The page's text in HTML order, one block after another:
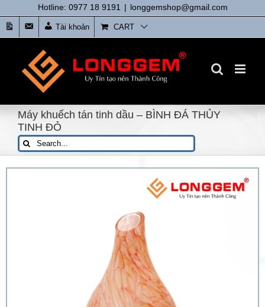
to
content
Hotline: 0977 18 9191 | longgemshop@gmail.com
tức
Liên
Hệ
Tài khoản CART
Máy khuếch tán tinh dầu – BÌNH ĐÁ THỦY
TINH ĐỎ
Search
for: